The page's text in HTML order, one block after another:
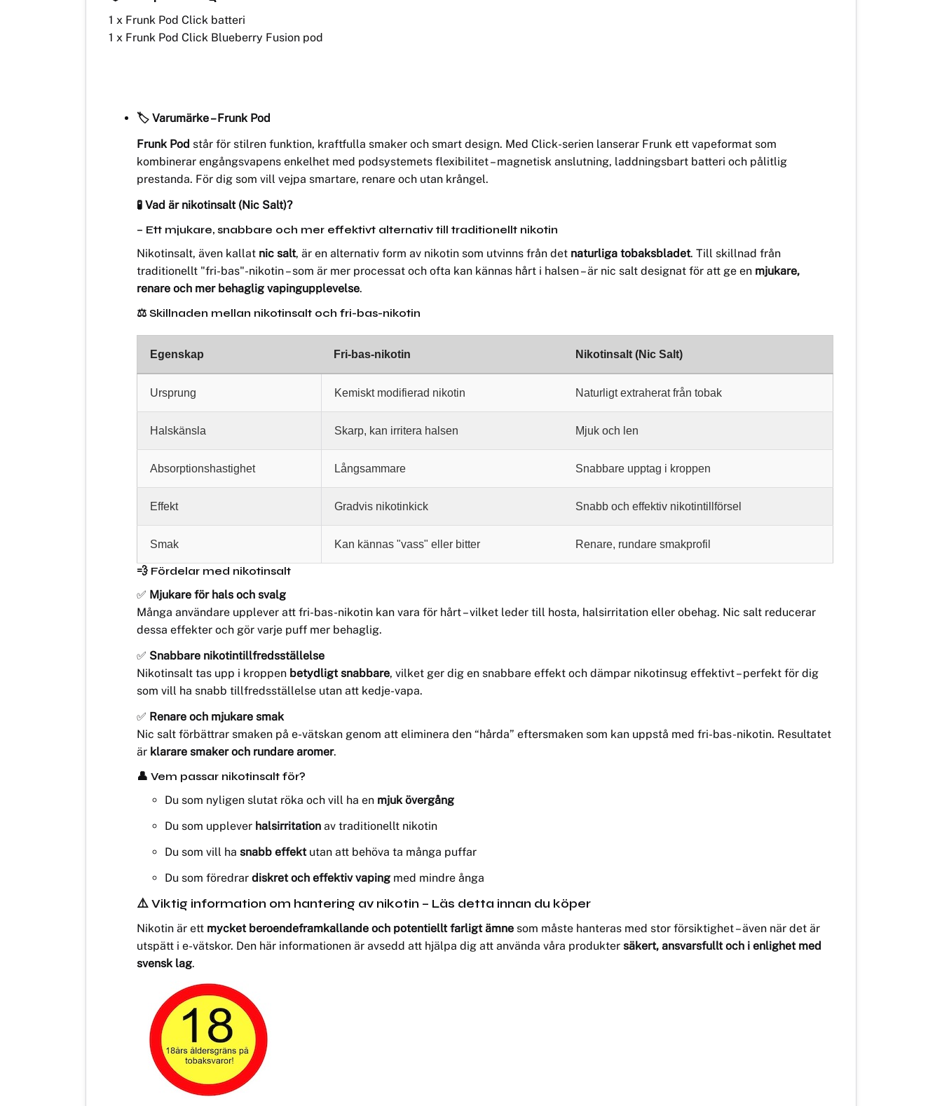
1 x Frunk Pod Click batteri
1 x Frunk Pod Click Blueberry Fusion pod
🏷️ Varumärke – Frunk Pod
Frunk Pod står för stilren funktion, kraftfulla smaker och smart design. Med Click-serien lanserar Frunk ett vapeformat som
kombinerar engångsvapens enkelhet med podsystemets flexibilitet – magnetisk anslutning, laddningsbart batteri och pålitlig
prestanda. För dig som vill vejpa smartare, renare och utan krångel.
🧪 Vad är nikotinsalt (Nic Salt)?
– Ett mjukare, snabbare och mer effektivt alternativ till traditionellt nikotin
Nikotinsalt, även kallat nic salt, är en alternativ form av nikotin som utvinns från det naturliga tobaksbladet. Till skillnad från
traditionellt "fri-bas"-nikotin – som är mer processat och ofta kan kännas hårt i halsen – är nic salt designat för att ge en mjukare,
renare och mer behaglig vapingupplevelse.
⚖️ Skillnaden mellan nikotinsalt och fri-bas-nikotin
Egenskap Fri-bas-nikotin Nikotinsalt (Nic Salt)
Ursprung Kemiskt modifierad nikotin Naturligt extraherat från tobak
Halskänsla Skarp, kan irritera halsen Mjuk och len
Absorptionshastighet Långsammare Snabbare upptag i kroppen
Effekt Gradvis nikotinkick Snabb och effektiv nikotintillförsel
Smak Kan kännas "vass" eller bitter Renare, rundare smakprofil
💨 Fördelar med nikotinsalt
✅ Mjukare för hals och svalg
Många användare upplever att fri-bas-nikotin kan vara för hårt – vilket leder till hosta, halsirritation eller obehag. Nic salt reducerar
dessa effekter och gör varje puff mer behaglig.
✅ Snabbare nikotintillfredsställelse
Nikotinsalt tas upp i kroppen betydligt snabbare, vilket ger dig en snabbare effekt och dämpar nikotinsug effektivt – perfekt för dig
som vill ha snabb tillfredsställelse utan att kedje-vapa.
✅ Renare och mjukare smak
Nic salt förbättrar smaken på e-vätskan genom att eliminera den “hårda” eftersmaken som kan uppstå med fri-bas-nikotin. Resultatet
är klarare smaker och rundare aromer.
👤 Vem passar nikotinsalt för?
Du som nyligen slutat röka och vill ha en mjuk övergång
Du som upplever halsirritation av traditionellt nikotin
Du som vill ha snabb effektutan att behöva ta många puffar
Du som föredrar diskret och effektiv vaping med mindre ånga
⚠️ Viktig information om hantering av nikotin – Läs detta innan du köper
Nikotin är ett mycket beroendeframkallande och potentiellt farligt ämne som måste hanteras med stor försiktighet – även när det är
utspätt i e-vätskor. Den här informationen är avsedd att hjälpa dig att använda våra produkter säkert, ansvarsfullt och i enlighet med
svensk lag.